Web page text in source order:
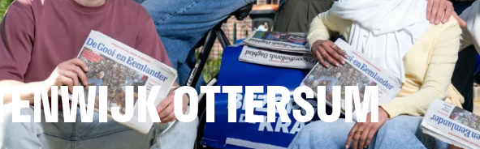
OTTERSUM